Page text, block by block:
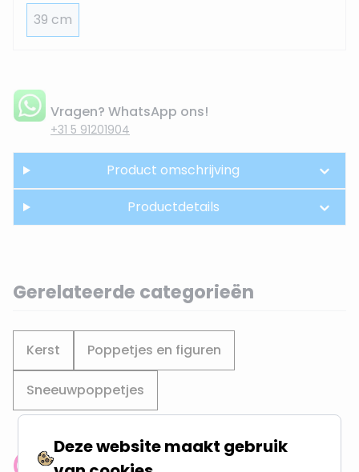
39 cm
Vragen? WhatsApp ons!
+31 5 91201904
Product omschrijving
Productdetails
Gerelateerde categorieën
Kerst Poppetjes en figuren
Sneeuwpoppetjes
Deze website maakt gebruik